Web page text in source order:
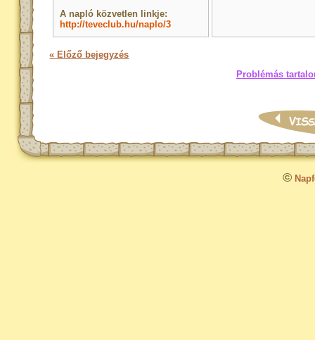
A napló közvetlen linkje:
http://teveclub.hu/naplo/3
« Előző bejegyzés
Problémás
©